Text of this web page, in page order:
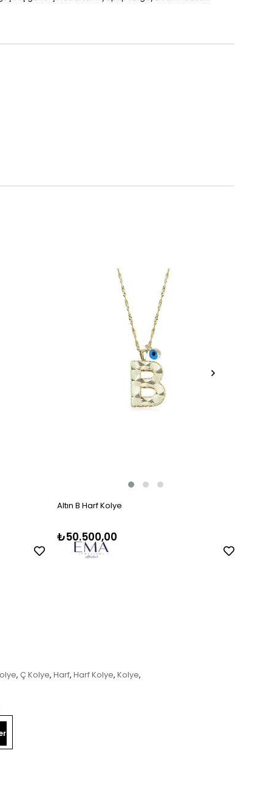
Altın B Harf Kolye
₺50.500,00
, Ç Kolye, Harf, Harf Kolye, Kolye,